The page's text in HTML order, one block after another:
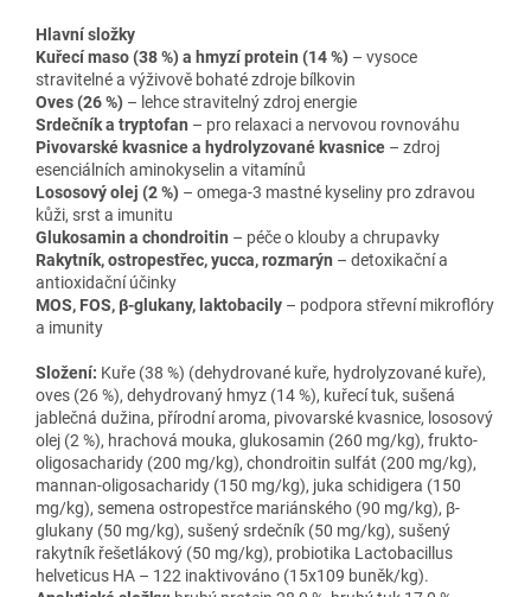
Hlavní složky
Kuřecí maso (38 %) a hmyzí protein (14 %) – vysoce
stravitelné a výživově bohaté zdroje bílkovin
Oves (26 %) – lehce stravitelný zdroj energie
Srdečník a tryptofan – pro relaxaci a nervovou rovnováhu
Pivovarské kvasnice a hydrolyzované kvasnice – zdroj
esenciálních aminokyselin a vitamínů
Lososový olej (2 %) – omega-3 mastné kyseliny pro zdravou
kůži, srst a imunitu
Glukosamin a chondroitin – péče o klouby a chrupavky
Rakytník, ostropestřec, yucca, rozmarýn – detoxikační a
antioxidační účinky
MOS, FOS, β-glukany, laktobacily – podpora střevní mikroflóry
a imunity
Složení: Kuře (38 %) (dehydrované kuře, hydrolyzované kuře),
oves (26 %), dehydrovaný hmyz (14 %), kuřecí tuk, sušená
jablečná dužina, přírodní aroma, pivovarské kvasnice, lososový
olej (2 %), hrachová mouka, glukosamin (260 mg/kg), frukto-
oligosacharidy (200 mg/kg), chondroitin sulfát (200 mg/kg),
mannan-oligosacharidy (150 mg/kg), juka schidigera (150
mg/kg), semena ostropestřce mariánského (90 mg/kg), β-
glukany (50 mg/kg), sušený srdečník (50 mg/kg), sušený
rakytník řešetl ákový (50 mg/kg), probiotika Lactobacillus
helveticus HA – 122 inaktivováno (15x109 buněk/kg).